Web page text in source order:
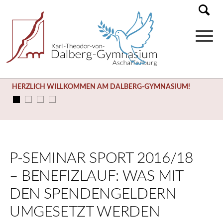
HERZLICH WILLKOMMEN AM DALBERG-GYMNASIUM!
P-SEMINAR SPORT 2016/18
– BENEFIZLAUF: WAS MIT D
EN SPENDENGELDERN U
MGESETZT WERDEN K